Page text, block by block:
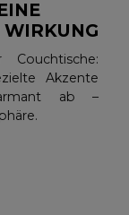
WIRKUNG
Akzente
ab –